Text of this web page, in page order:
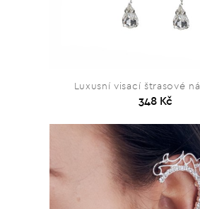
Luxusní visací štrasové
348 Kč